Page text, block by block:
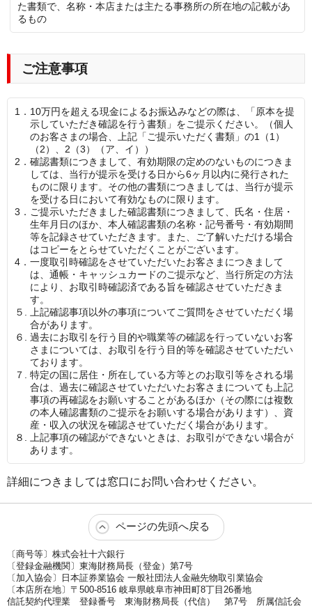
た書類で、名称・本店または主たる事務所の所在地の記載があ
るもの
ご注意事項
1． 10万円を超える現金によるお振込みなどの際は、「原本を提
示していただき確認を行う書類」をご提示ください。（個人
のお客さまの場合、上記「ご提示いただく書類」の1（1）
（2）、2（3）（ア、イ））
2． 確認書類につきまして、有効期限の定めのないものにつきま
しては、当行が提示を受ける日から6ヶ月以内に発行された
ものに限ります。その他の書類につきましては、当行が提示
を受ける日において有効なものに限ります。
3． ご提示いただきました確認書類につきまして、氏名・住居・
生年月日のほか、本人確認書類の名称・記号番号・有効期間
等を記録させていただきます。また、ご了解いただける場合
はコピーをとらせていただくことがございます。
4． 一度取引時確認をさせていただいたお客さまにつきまして
は、通帳・キャッシュカードのご提示など、当行所定の方法
により、お取引時確認済である旨を確認させていただきま
す。
５.
上記確認事項以外の事項についてご質問をさせていただく場
合があります。
６.
過去にお取引を行う目的や職業等の確認を行っていないお客
さまについては、お取引を行う目的等を確認させていただい
ております。
７.
特定の国に居住・所在している方等とのお取引等をされる場
合は、過去に確認させていただいたお客さまについても上記
事項の再確認をお願いすることがあるほか（その際には複数
の本人確認書類のご提示をお願いする場合があります）、資
産・収入の状況を確認させていただく場合があります。
８.
上記事項の確認ができないときは、お取引ができない場合が
あります。
詳細につきましては窓口にお問い合わせください。
ページの先頭へ戻る
〔商号等〕株式会社十六銀行
〔登録金融機関〕東海財務局長（登金）第7号
〔加入協会〕日本証券業協会 一般社団法人金融先物取引業協会
〔本店所在地〕〒500-8516 岐阜県岐阜市神田町8丁目26番地
信託契約代理業 登録番号 東海財務局長（代信） 第7号 所属信託会